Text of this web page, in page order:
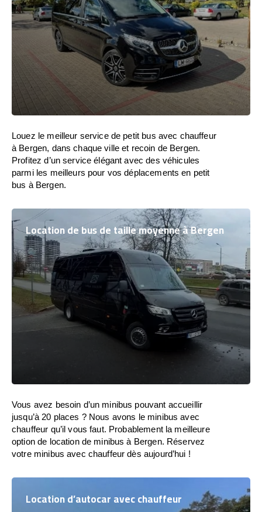
Louez le meilleur service de petit bus avec chauffeur
à Bergen, dans chaque ville et recoin de Bergen.
Profitez d’un service élégant avec des véhicules
parmi les meilleurs pour vos déplacements en petit
bus à Bergen.
Location de bus de taille moyenne à Bergen
Vous avez besoin d’un minibus pouvant accueillir
jusqu’à 20 places ? Nous avons le minibus avec
chauffeur qu’il vous faut. Probablement la meilleure
option de location de minibus à Bergen. Réservez
votre minibus avec chauffeur dès aujourd’hui !
Location d’autocar avec chauffeur